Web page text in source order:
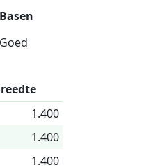
Basen
Goed
1.400
1.400
1.400